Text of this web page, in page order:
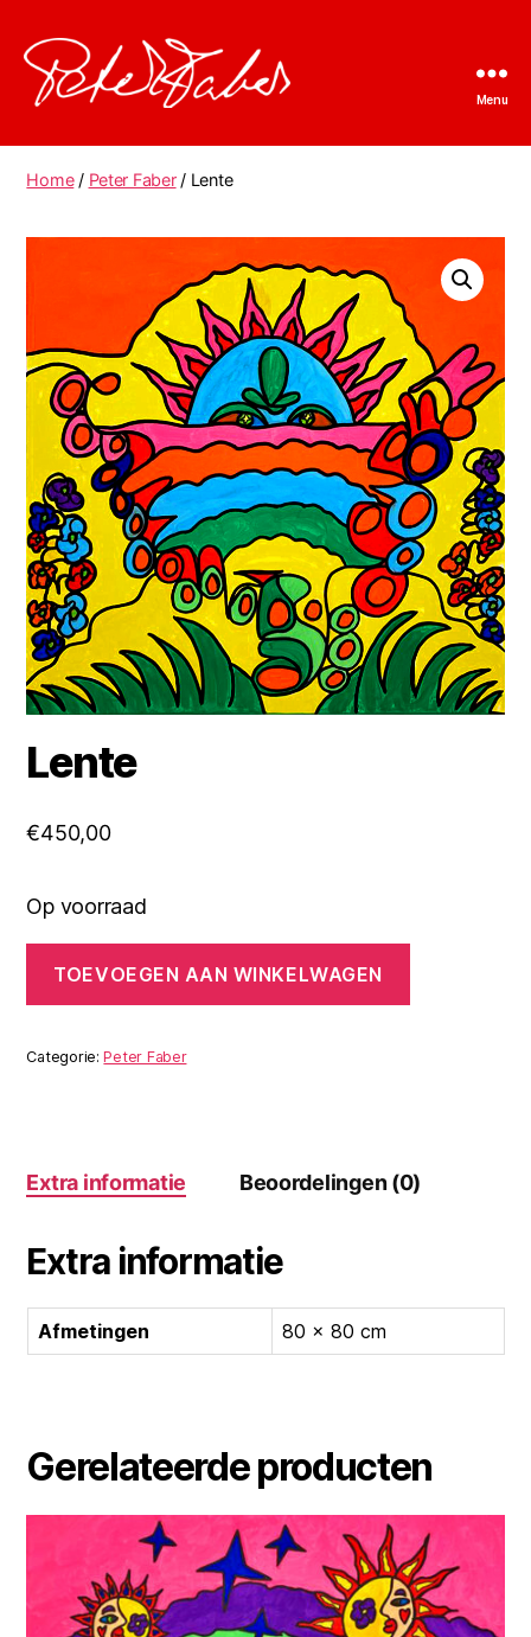
Faber
Menu
Home/ Peter Faber/ Lente
Lente
€450,00
Op voorraad
aantal
TOEVOEGEN AAN WINKELWAGEN
Categorie:Peter Faber
Extra informatie Beoordelingen (0)
Extra informatie
Afmetingen 80 × 80 cm
Gerelateerde producten